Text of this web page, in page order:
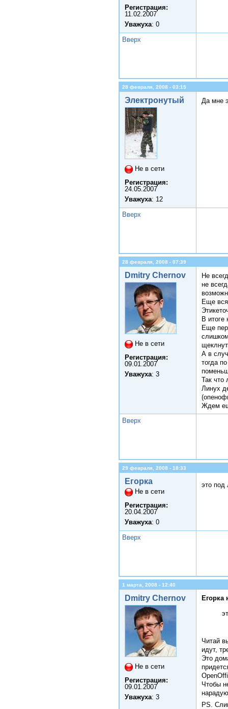
Регистрация:
11.02.2007
Уважуха: 0
Вверх
28 февраля, 2008 - 03:15
Электронутый
Не в сети
Регистрация:
24.05.2007
Уважуха: 12
Да мне
Вверх
28 февраля, 2008 - 07:39
Dmitry Chernov
Не в сети
Регистрация:
09.01.2007
Уважуха: 3
Не
не
Еще
В итоге
Еще
А в
тогда
Так что
Линух
Ждем
Вверх
29 февраля, 2008 - 18:33
Егорка
Не в сети
Регистрация:
20.04.2007
Уважуха: 0
это под
Вверх
1 марта, 2008 - 12:40
Dmitry Chernov
Не в сети
Регистрация:
09.01.2007
Уважуха: 3
Егорка
Читай
идут,
Это
Чтобы
PS.